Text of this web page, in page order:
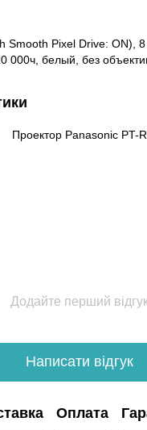
Smooth Pixel Drive: ON),
000ч, белый, без
Проектор Panasonic PT-
Додайте перший
Написати відгук
Оплата